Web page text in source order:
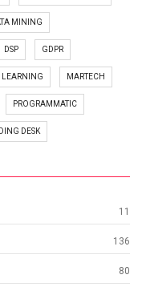
MINING
DSP GDPR
MARTECH
PROGRAMMATIC
DESK
11
136
80